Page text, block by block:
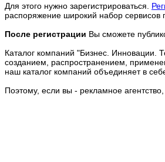
Для этого нужно зарегистрироваться.
распоряжение широкий набор сервисов
После регистрации Вы сможете
Каталог компаний "Бизнес. Инновации.
созданием, распространением,
наш каталог компаний объединяет в
Поэтому, если вы - рекламное